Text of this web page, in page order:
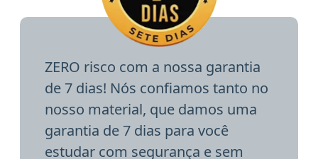
ZERO risco com a nossa garantia
de 7 dias! Nós confiamos tanto no
nosso material, que damos uma
garantia de 7 dias para você
estudar com segurança e sem